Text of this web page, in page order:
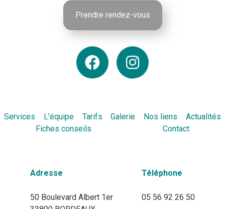
Prendre rendez-vous
Services L'équipe Tarifs Galerie Nos liens
Actualités
Fiches conseils
Contact
Adresse
50 Boulevard Albert 1er
Téléphone
05 56 92 26 50